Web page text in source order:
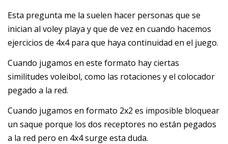
Esta pregunta me la suelen hacer personas que se
inician al voley playa y que de vez en cuando hacemos
ejercicios de 4x4 para que haya continuidad en el juego.
Cuando jugamos en este formato hay ciertas
similitudes voleibol, como las rotaciones y el colocador
pegado a la red.
Cuando jugamos en formato 2x2 es imposible bloquear
un saque porque los dos receptores no están pegados
a la red pero en 4x4 surge esta duda.